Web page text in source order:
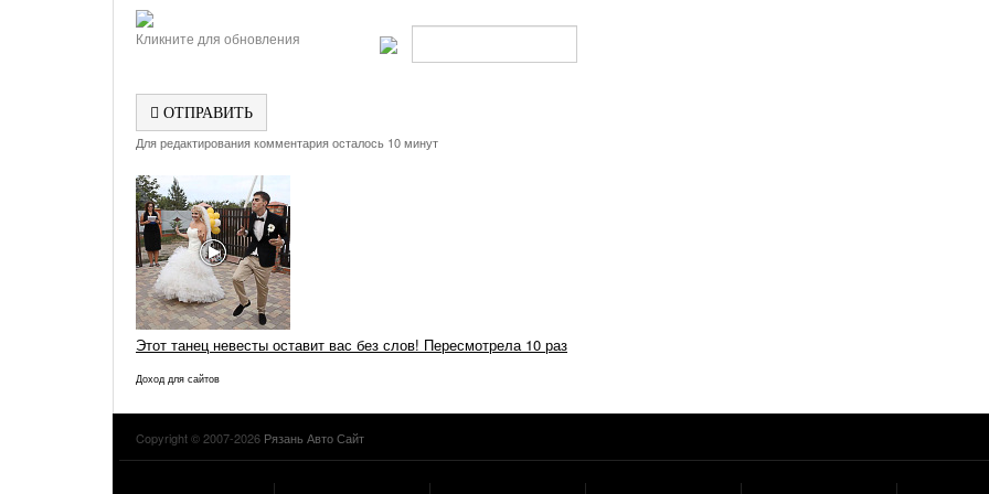
Кликните для обновления
ОТПРАВИТЬ
Для редактирования комментария осталось 10 минут
Этот танец невесты оставит вас без слов! Пересмотрела 10 раз
Доход для сайтов
Copyright © 2007-2026 Рязань Авто Сайт